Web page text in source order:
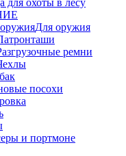
для охоты в лесу
Для оружия
ремни
посохи
и портмоне